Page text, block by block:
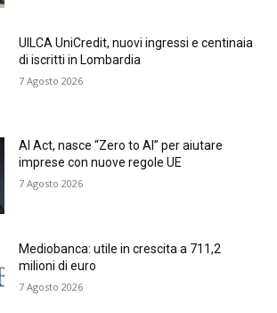
UILCA UniCredit, nuovi ingressi e centinaia
di iscritti in Lombardia
7 Agosto 2026
AI Act, nasce “Zero to AI” per aiutare
imprese con nuove regole UE
7 Agosto 2026
Mediobanca: utile in crescita a 711,2
milioni di euro
7 Agosto 2026